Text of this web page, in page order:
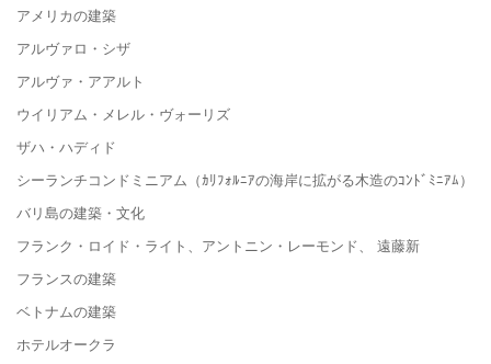
アメリカの建築
アルヴァロ・シザ
アルヴァ・アアルト
ウイリアム・メレル・ヴォーリズ
ザハ・ハディド
シーランチコンドミニアム（ｶﾘﾌｫﾙﾆｱの海岸に拡がる木造のｺﾝﾄﾞﾐﾆｱﾑ）
バリ島の建築・文化
フランク・ロイド・ライト、アントニン・レーモンド、 遠藤新
フランスの建築
ベトナムの建築
ホテルオークラ